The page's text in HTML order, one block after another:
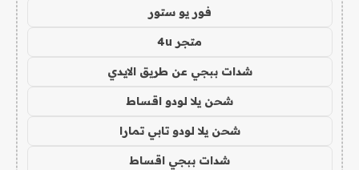
فور يو ستور
متجر 4u
شدات ببجي عن طريق الايدي
شحن يلا لودو اقساط
شحن يلا لودو تابي تمارا
شدات ببجي اقساط